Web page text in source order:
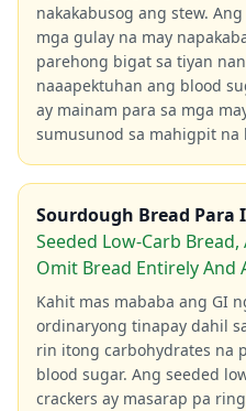
nakakabusog ang stew.
mga gulay na may
parehong bigat sa tiyan
naaapektuhan ang blood
ay mainam para sa mga
sumusunod sa mahigpit na
Sourdough Bread Para
Seeded Low-Carb
Omit Bread Entirely And
Kahit mas mababa ang GI
ordinaryong tinapay dahil
rin itong carbohydrates na
blood sugar. Ang seeded
crackers ay masarap pa